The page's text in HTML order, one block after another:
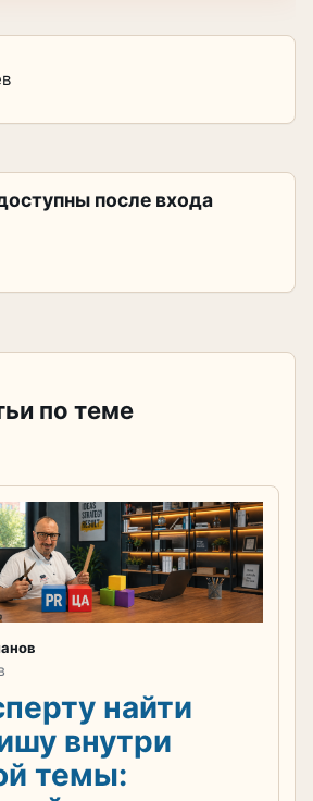
после входа
по теме
найти
внутри
темы: